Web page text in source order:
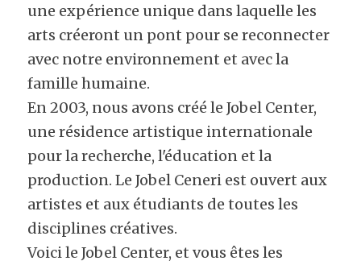
une expérience unique dans laquelle les
arts créeront un pont pour se reconnecter
avec notre environnement et avec la
famille humaine.
En 2003, nous avons créé le Jobel Center,
une résidence artistique internationale
pour la recherche, l'éducation et la
production. Le Jobel Ceneri est ouvert aux
artistes et aux étudiants de toutes les
disciplines créatives.
Voici le Jobel Center, et vous êtes les